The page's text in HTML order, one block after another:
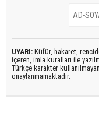
UYARI: Küfür, hakaret,
içeren, imla kuralları ile
Türkçe karakter
onaylanmamaktadır.